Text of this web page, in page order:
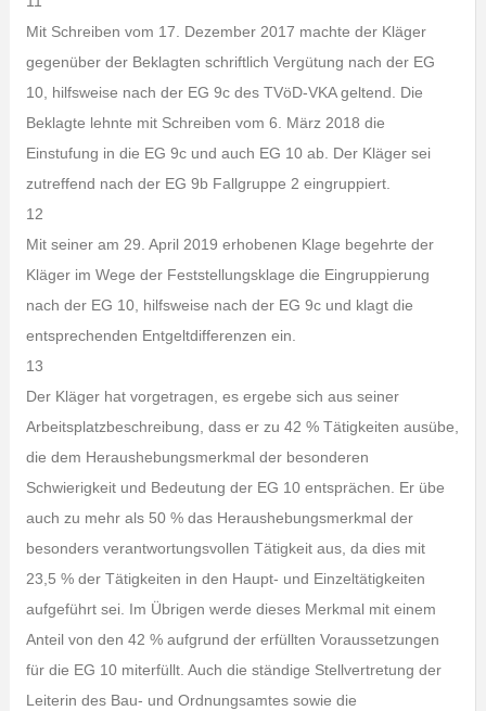
Mit Schreiben vom 17. Dezember 2017 machte der Kläger
gegenüber der Beklagten schriftlich Vergütung nach der EG
10, hilfsweise nach der EG 9c des TVöD-VKA geltend. Die
Beklagte lehnte mit Schreiben vom 6. März 2018 die
Einstufung in die EG 9c und auch EG 10 ab. Der Kläger sei
zutreffend nach der EG 9b Fallgruppe 2 eingruppiert.
12
Mit seiner am 29. April 2019 erhobenen Klage begehrte der
Kläger im Wege der Feststellungsklage die Eingruppierung
nach der EG 10, hilfsweise nach der EG 9c und klagt die
entsprechenden Entgeltdifferenzen ein.
13
Der Kläger hat vorgetragen, es ergebe sich aus seiner
Arbeitsplatzbeschreibung, dass er zu 42 % Tätigkeiten ausübe,
die dem Heraushebungsmerkmal der besonderen
Schwierigkeit und Bedeutung der EG 10 entsprächen. Er übe
auch zu mehr als 50 % das Heraushebungsmerkmal der
besonders verantwortungsvollen Tätigkeit aus, da dies mit
23,5 % der Tätigkeiten in den Haupt- und Einzeltätigkeiten
aufgeführt sei. Im Übrigen werde dieses Merkmal mit einem
Anteil von den 42 % aufgrund der erfüllten Voraussetzungen
für die EG 10 miterfüllt. Auch die ständige Stellvertretung der
Leiterin des Bau- und Ordnungsamtes sowie die